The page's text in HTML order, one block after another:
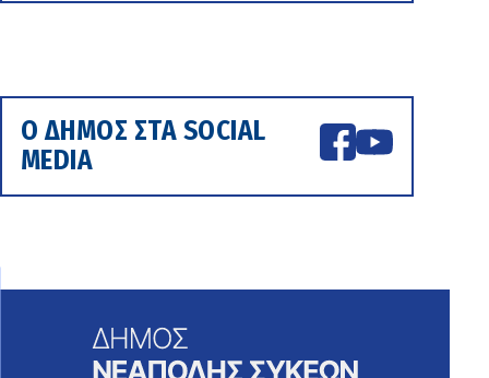
Ο ΔΗΜΟΣ ΣΤΑ SOCIAL
MEDIA